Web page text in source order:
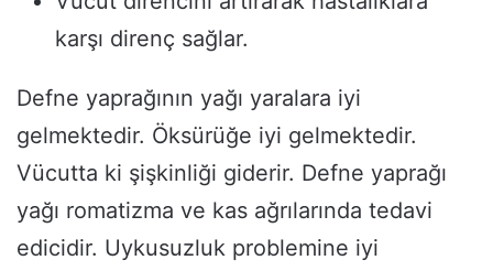
karşı direnç sağlar.
Defne yaprağının yağı yaralara iyi
gelmektedir. Öksürüğe iyi gelmektedir.
Vücutta ki şişkinliği giderir. Defne yaprağı
yağı romatizma ve kas ağrılarında tedavi
edicidir. Uykusuzluk problemine iyi